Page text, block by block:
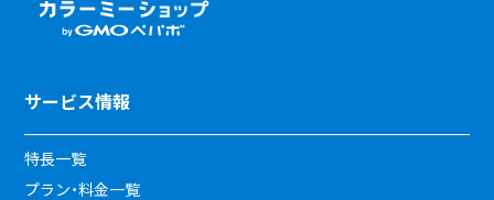
サービス情報
特長一覧
プラン・料金一覧